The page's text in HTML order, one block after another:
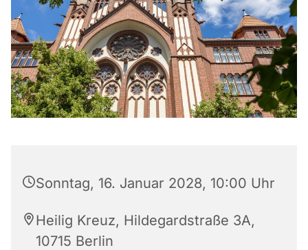
Sonntag, 16. Januar 2028, 10:00 Uhr
Heilig Kreuz, Hildegardstraße 3A,
10715 Berlin